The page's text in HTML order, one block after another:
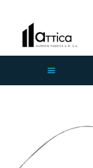
ΕΛΛΗΝΙΚΆ